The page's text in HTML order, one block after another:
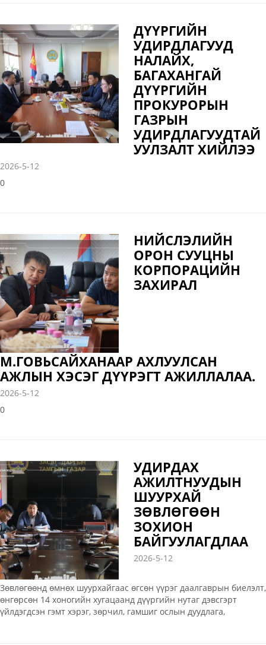
ДҮҮРГИЙН
УДИРДЛАГУУД
НАЛАЙХ,
БАГАХАНГАЙ
ДҮҮРГИЙН
ПРОКУРОРЫН
ГАЗРЫН
УДИРДЛАГУУДТАЙ
УУЛЗАЛТ ХИЙЛЭЭ
2026-5-12
0
НИЙСЛЭЛИЙН
ОРОН СУУЦНЫ
КОРПОРАЦИЙН
ЗАХИРАЛ
М.ГОВЬСАЙХАНААР АХЛУУЛСАН
АЖЛЫН ХЭСЭГ ДҮҮРЭГТ АЖИЛЛАЛАА.
2026-5-12
0
УДИРДАХ
АЖИЛТНУУДЫН
ШУУРХАЙ
ЗӨВЛӨГӨӨН
ЗОХИОН
БАЙГУУЛАГДЛАА
2026-5-12
Зөвлөгөөнд өмнөх шуурхайгаас өгсөн үүрэг даалгаврын биелэлт,
өнгөрсөн 14 хоногийн хугацаанд дүүргийн нутаг дэвсгэрт
үйлдэгдсэн гэмт хэрэг, зөрчил, гамшиг ослын дуудлага,